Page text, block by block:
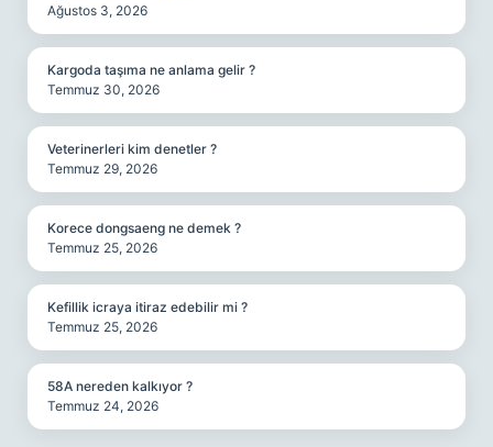
Ağustos 3, 2026
Kargoda taşıma ne anlama gelir ?
Temmuz 30, 2026
Veterinerleri kim denetler ?
Temmuz 29, 2026
Korece dongsaeng ne demek ?
Temmuz 25, 2026
Kefillik icraya itiraz edebilir mi ?
Temmuz 25, 2026
58A nereden kalkıyor ?
Temmuz 24, 2026